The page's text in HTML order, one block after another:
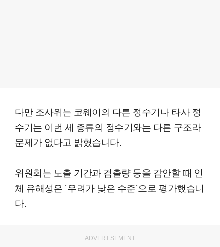
다만 조사위는 코웨이의 다른 정수기나 타사 정
수기는 이번 세 종류의 정수기와는 다른 구조라
문제가 없다고 밝혔습니다.
위원회는 노출 기간과 검출량 등을 감안할 때 인
체 유해성은 `우려가 낮은 수준`으로 평가했습니
다.
ADVERTISEMENT